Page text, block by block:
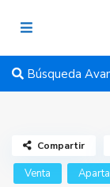
Búsqueda
Venta
Compartir